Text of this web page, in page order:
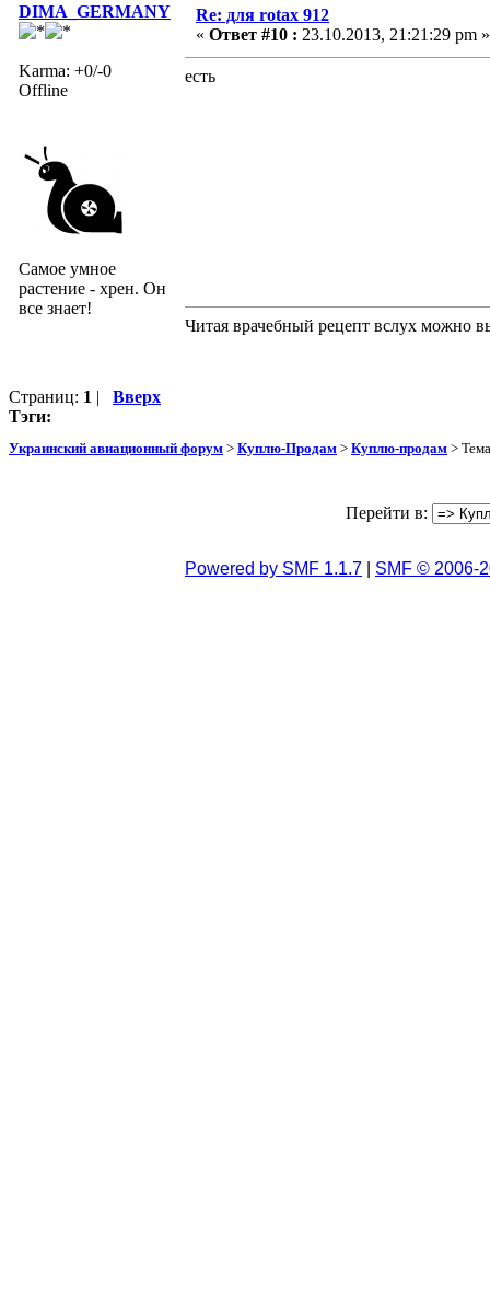
DIMA_GERMANY
Karma: +0/-0
Offline
Самое умное
растение - хрен. Он
все знает!
Re: для rotax 912
« Ответ #10 : 23.10.2013, 21:21:29 pm »
есть
Читая врачебный рецепт вслух можно
Страниц: 1 | Вверх
Тэги:
Украинский авиационный форум > Куплю-Продам > Куплю-продам >
Перейти в:
Powered by SMF 1.1.7 SMF © 2006-